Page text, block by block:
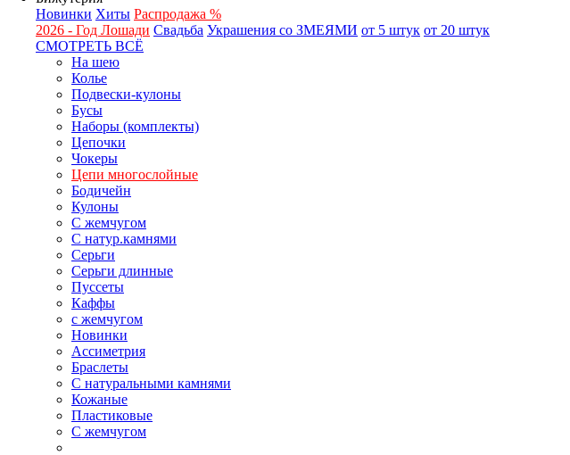
Новинки Хиты Распродажа %
2026 - Год Лошади Свадьба Украшения со ЗМЕЯМИ от 5 штук от 20 штук
СМОТРЕТЬ ВСЁ
На шею
Колье
Подвески-кулоны
Бусы
Наборы (комплекты)
Цепочки
Чокеры
Цепи многослойные
Бодичейн
Кулоны
С жемчугом
С натур.камнями
Серьги
Серьги длинные
Пуссеты
Каффы
с жемчугом
Новинки
Ассиметрия
Браслеты
С натуральными камнями
Кожаные
Пластиковые
С жемчугом